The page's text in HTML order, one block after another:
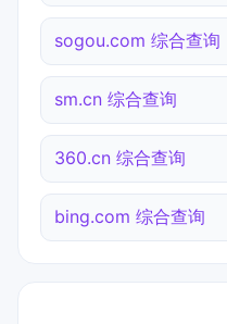
sogou.com 综合查询
sm.cn 综合查询
360.cn 综合查询
bing.com 综合查询